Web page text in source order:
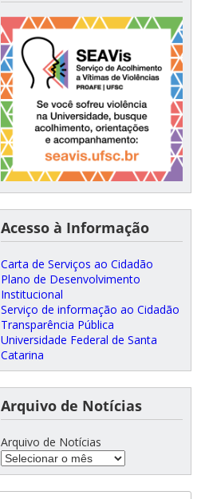
Acesso à Informação
Carta de Serviços ao Cidadão
Plano de Desenvolvimento
Institucional
Serviço de informação ao Cidadão
Transparência Pública
Universidade Federal de Santa
Catarina
Arquivo de Notícias
Arquivo de Notícias